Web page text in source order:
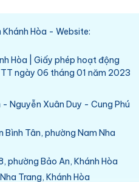
Hòa - Website:
Hòa | Giấy phép hoạt động
ngày 06 tháng 01 năm 2023
Nguyễn Xuân Duy - Cung Phú
Bình Tân, phường Nam Nha
phường Bảo An, Khánh Hòa
Trang, Khánh Hòa